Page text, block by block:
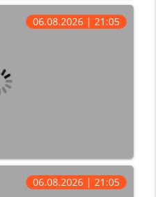
06.08.2026 | 21:05
06.08.2026 | 21:05